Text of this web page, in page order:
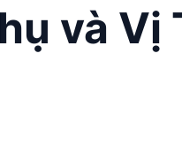
và Vị